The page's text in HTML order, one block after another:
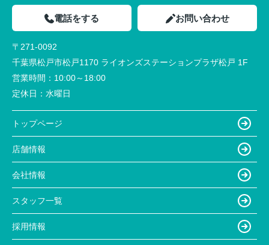
電話をする お問い合わせ
〒271-0092
千葉県松戸市松戸1170 ライオンズステーションプラザ松戸 1F
営業時間： 10:00～18:00
定休日： 水曜日
トップページ
店舗情報
会社情報
スタッフ一覧
採用情報